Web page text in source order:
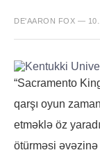
DE'AARON FOX —
“Sacramento
qarşı oyun
etməklə öz
ötürməsi